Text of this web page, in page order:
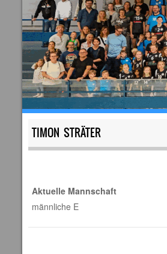
TIMON STRÄTER
Aktuelle Mannschaft
männliche E